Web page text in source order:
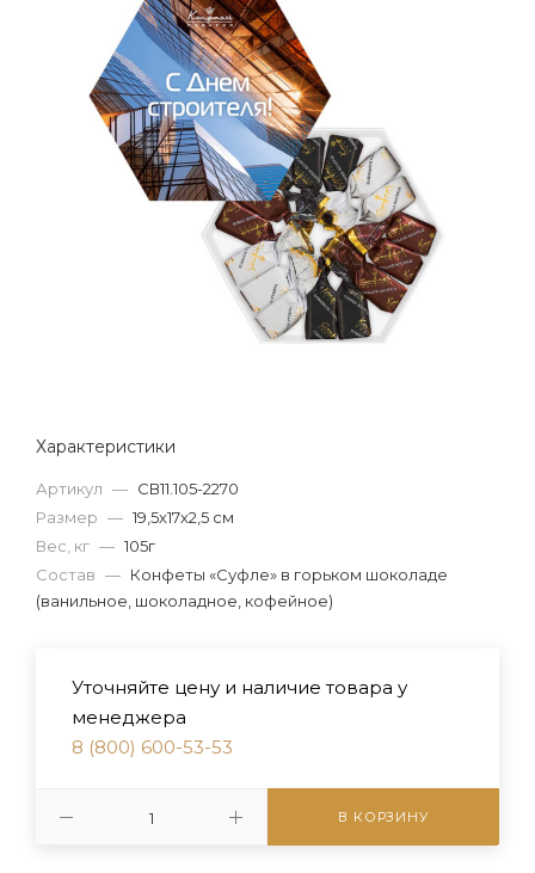
Характеристики
Артикул — СВ11.105-2270
Размер — 19,5х17х2,5 см
Вес, кг — 105г
Состав — Конфеты «Суфле» в горьком шоколаде
(ванильное, шоколадное, кофейное)
Уточняйте цену и наличие товара у
менеджера
8 (800) 600-53-53
В КОРЗИНУ